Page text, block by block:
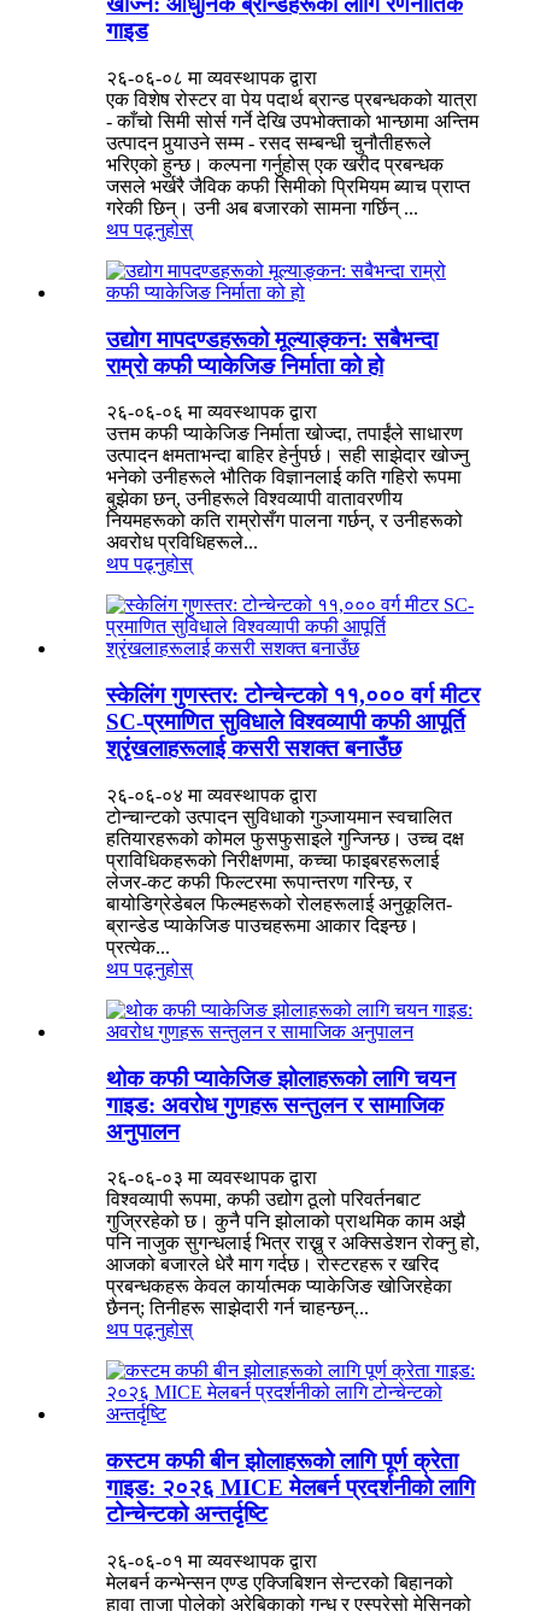
गाइड
२६-०६-०८ मा व्यवस्थापक द्वारा
एक विशेष रोस्टर वा पेय पदार्थ ब्रान्ड प्रबन्धकको यात्रा
- काँचो सिमी सोर्स गर्ने देखि उपभोक्ताको भान्छामा अन्तिम
उत्पादन पुर्‍याउने सम्म - रसद सम्बन्धी चुनौतीहरूले
भरिएको हुन्छ। कल्पना गर्नुहोस् एक खरीद प्रबन्धक
जसले भर्खरै जैविक कफी सिमीको प्रिमियम ब्याच प्राप्त
गरेकी छिन्। उनी अब बजारको सामना गर्छिन् ...
थप पढ्नुहोस्
उद्योग मापदण्डहरूको मूल्याङ्कन: सबैभन्दा
राम्रो कफी प्याकेजिङ निर्माता को हो
२६-०६-०६ मा व्यवस्थापक द्वारा
उत्तम कफी प्याकेजिङ निर्माता खोज्दा, तपाईंले साधारण
उत्पादन क्षमताभन्दा बाहिर हेर्नुपर्छ। सही साझेदार खोज्नु
भनेको उनीहरूले भौतिक विज्ञानलाई कति गहिरो रूपमा
बुझेका छन्, उनीहरूले विश्वव्यापी वातावरणीय
नियमहरूको कति राम्रोसँग पालना गर्छन्, र उनीहरूको
अवरोध प्रविधिहरूले...
थप पढ्नुहोस्
स्केलिंग गुणस्तर: टोन्चेन्टको ११,००० वर्ग मीटर
SC-प्रमाणित सुविधाले विश्वव्यापी कफी आपूर्ति
श्रृंखलाहरूलाई कसरी सशक्त बनाउँछ
२६-०६-०४ मा व्यवस्थापक द्वारा
टोन्चान्टको उत्पादन सुविधाको गुञ्जायमान स्वचालित
हतियारहरूको कोमल फुसफुसाइले गुन्जिन्छ। उच्च दक्ष
प्राविधिकहरूको निरीक्षणमा, कच्चा फाइबरहरूलाई
लेजर-कट कफी फिल्टरमा रूपान्तरण गरिन्छ, र
बायोडिग्रेडेबल फिल्महरूको रोलहरूलाई अनुकूलित-
ब्रान्डेड प्याकेजिङ पाउचहरूमा आकार दिइन्छ।
प्रत्येक...
थप पढ्नुहोस्
थोक कफी प्याकेजिङ झोलाहरूको लागि चयन
गाइड: अवरोध गुणहरू सन्तुलन र सामाजिक
अनुपालन
२६-०६-०३ मा व्यवस्थापक द्वारा
विश्वव्यापी रूपमा, कफी उद्योग ठूलो परिवर्तनबाट
गुज्रिरहेको छ। कुनै पनि झोलाको प्राथमिक काम अझै
पनि नाजुक सुगन्धलाई भित्र राख्नु र अक्सिडेशन रोक्नु हो,
आजको बजारले धेरै माग गर्दछ। रोस्टरहरू र खरिद
प्रबन्धकहरू केवल कार्यात्मक प्याकेजिङ खोजिरहेका
छैनन्; तिनीहरू साझेदारी गर्न चाहन्छन्...
थप पढ्नुहोस्
कस्टम कफी बीन झोलाहरूको लागि पूर्ण क्रेता
गाइड: २०२६ MICE मेलबर्न प्रदर्शनीको लागि
टोन्चेन्टको अन्तर्दृष्टि
२६-०६-०१ मा व्यवस्थापक द्वारा
मेलबर्न कन्भेन्सन एण्ड एक्जिबिशन सेन्टरको बिहानको
हावा ताजा पोलेको अरेबिकाको गन्ध र एस्प्रेसो मेसिनको